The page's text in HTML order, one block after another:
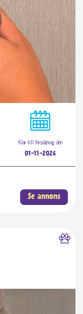
Klar till försäljning den
01-11-2026
Se annons